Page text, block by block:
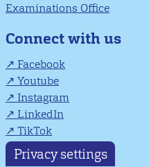
Examinations Office
Connect with us
Facebook
Youtube
Instagram
LinkedIn
TikTok
Privacy settings